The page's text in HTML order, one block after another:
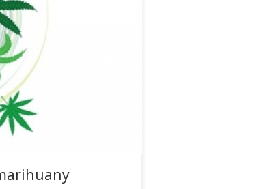
nie mógł uwierzyć, co
Natura zabawiła się na
rośliny konopi na
ją ukradło. Kto by